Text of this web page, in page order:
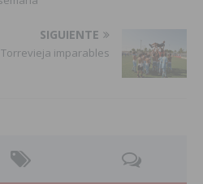
SIGUIENTE
imparables